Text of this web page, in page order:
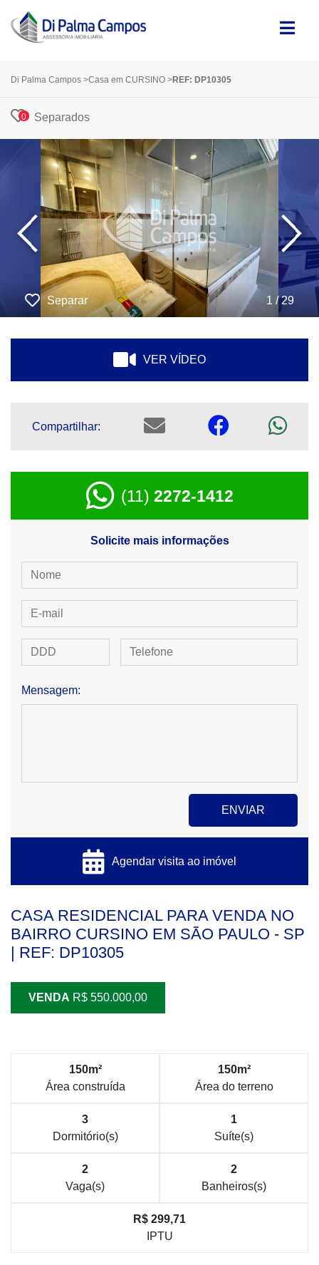
Di Palma Campos >Casa em CURSINO >REF: DP10305
0 Separados
‹ ›
Separar 1 / 29
VER VÍDEO
Compartilhar:
(11) 2272-1412
Solicite mais informações
Mensagem:
Agendar visita ao imóvel
CASA RESIDENCIAL PARA VENDA NO
BAIRRO CURSINO EM SÃO PAULO - SP
| REF: DP10305
VENDA R$ 550.000,00
150m²
Área construída
150m²
Área do terreno
3
Dormitório(s)
1
Suíte(s)
2
Vaga(s)
2
Banheiros(s)
R$ 299,71
IPTU